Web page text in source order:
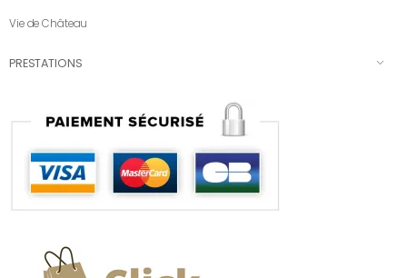
Vie de Château
PRESTATIONS